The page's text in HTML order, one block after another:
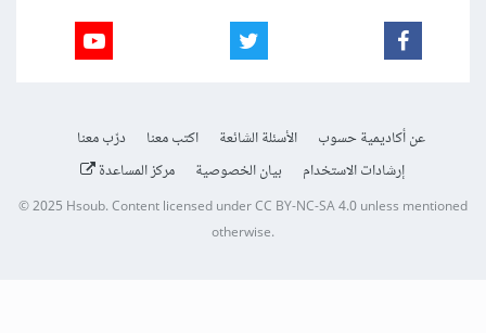
عن أكاديمية حسوب الأسئلة الشائعة اكتب معنا
درّب معنا
إرشادات الاستخدام
بيان الخصوصية مركز المساعدة
© 2025Hsoub.Content licensed underCC BY-NC-SA 4.0unless mentioned
otherwise.